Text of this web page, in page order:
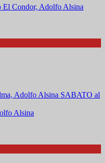
El Condor, Adolfo Alsina
Alsina